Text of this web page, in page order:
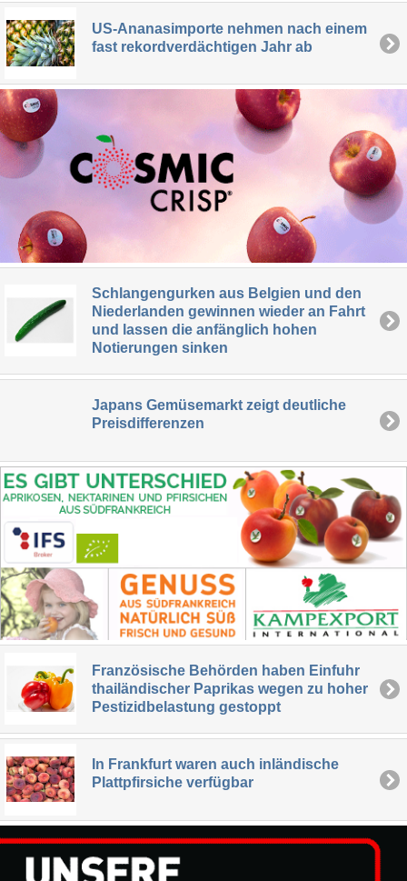
US-Ananasimporte nehmen nach einem
fast rekordverdächtigen Jahr ab
Schlangengurken aus Belgien und den
Niederlanden gewinnen wieder an Fahrt
und lassen die anfänglich hohen
Notierungen sinken
Japans Gemüsemarkt zeigt deutliche
Preisdifferenzen
Französische Behörden haben Einfuhr
thailändischer Paprikas wegen zu hoher
Pestizidbelastung gestoppt
In Frankfurt waren auch inländische
Plattpfirsiche verfügbar